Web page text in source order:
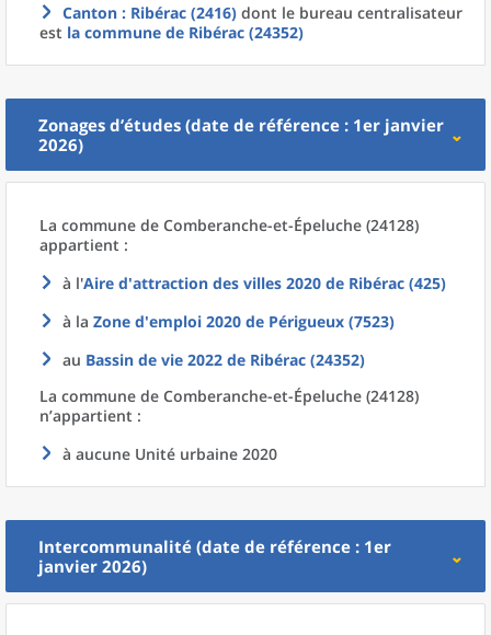
Canton : Ribérac (2416) dont le bureau centralisateur
est la commune de Ribérac (24352)
Zonages d’études (date de référence : 1er janvier
2026)
La commune de Comberanche-et-Épeluche (24128)
appartient :
à l'Aire d'attraction des villes 2020 de Ribérac (425)
à la Zone d'emploi 2020 de Périgueux (7523)
au Bassin de vie 2022 de Ribérac (24352)
La commune de Comberanche-et-Épeluche (24128)
n’appartient :
à aucune Unité urbaine 2020
Intercommunalité (date de référence : 1er
janvier 2026)